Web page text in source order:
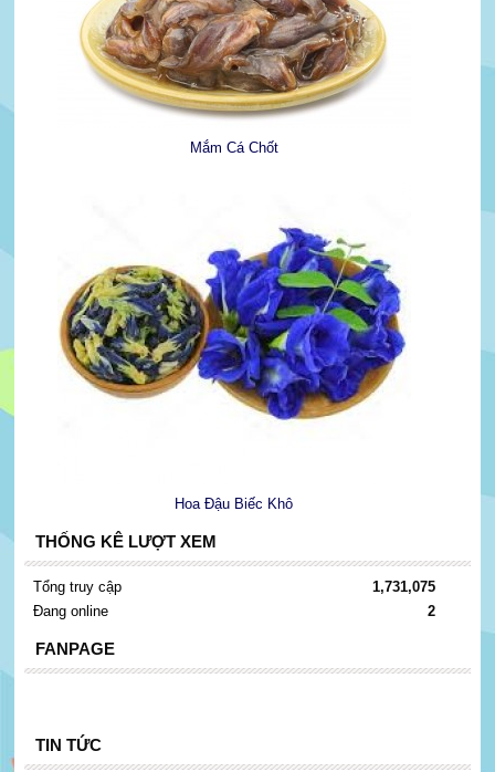
Mắm Cá Chốt
Hoa Đậu Biếc Khô
THỐNG KÊ LƯỢT XEM
Tổng truy cập
1,731,075
Đang online
2
FANPAGE
TIN TỨC